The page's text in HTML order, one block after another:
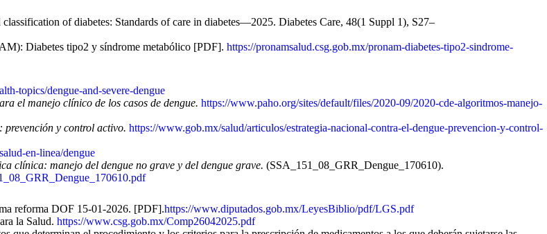
of diabetes: Standards of care in diabetes—2025. Diabetes Care, 48(1 Suppl 1), S27–
Diabetes tipo2 y síndrome metabólico [PDF]. https://pronamsalud.csg.gob.mx/pronam-diabetes-tipo2-sindrome-
topics/dengue-and-severe-dengue
el manejo clínico de los casos de dengue. https://www.paho.org/sites/default/files/2020-09/2020-cde-algoritmos-manejo-
prevención y control activo. https://www.gob.mx/salud/articulos/estrategia-nacional-contra-el-dengue-prevencion-y-control-
en-linea/dengue
clínica: manejo del dengue no grave y del dengue grave. (SSA_151_08_GRR_Dengue_170610).
reforma DOF 15-01-2026. [PDF].https://www.diputados.gob.mx/LeyesBiblio/pdf/LGS.pdf
la Salud. https://www.csg.gob.mx/Comp26042025.pdf